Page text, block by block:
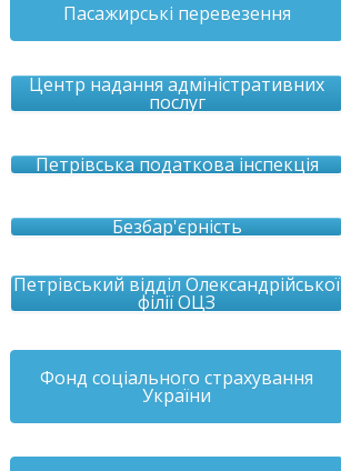
Пасажирські перевезення
Центр надання адміністративних
послуг
Петрівська податкова інспекція
Безбар'єрність
Петрівський відділ Олександрійської
філії ОЦЗ
Фонд соціального страхування
України